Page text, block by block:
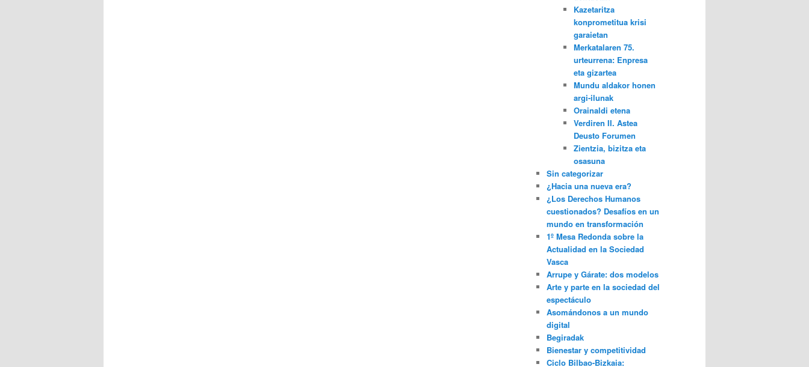
Kazetaritza
konprometitua krisi
garaietan
Merkatalaren 75.
urteurrena: Enpresa
eta gizartea
Mundu aldakor honen
argi-ilunak
Orainaldi etena
Verdiren II. Astea
Deusto Forumen
Zientzia, bizitza eta
osasuna
Sin categorizar
¿Hacia una nueva era?
¿Los Derechos Humanos
cuestionados? Desafíos en un
mundo en transformación
1º Mesa Redonda sobre la
Actualidad en la Sociedad
Vasca
Arrupe y Gárate: dos modelos
Arte y parte en la sociedad del
espectáculo
Asomándonos a un mundo
digital
Begiradak
Bienestar y competitividad
Ciclo Bilbao-Bizkaia: